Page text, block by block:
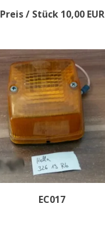
Preis / Stück 10,00 EUR
EC017